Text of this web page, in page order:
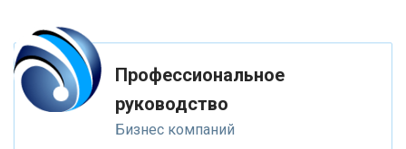
«РОСЕВРОБАНК»
«ПРЕСС-СЛУЖБА ВТБ24»
-- Лучшее, что можно сделать с хорошим советом, это пропустить его
мимо ушей. Он никогда не бывает полезен никому, кроме того, кто его
-- Люблю давать советы и очень не люблю, когда их дают мне.
Профессиональное
руководство
Бизнес компаний